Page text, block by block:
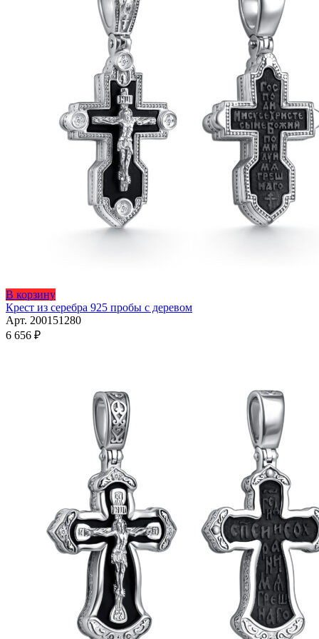
В корзинуЭтот
товар
имеет
странице
Крест из серебра 925 пробы с деревом
Арт. 200151280
6 656 ₽